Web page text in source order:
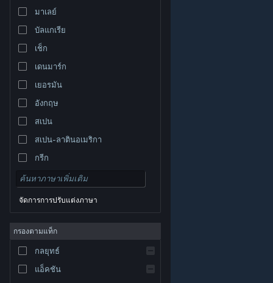
© Valve Corporation สงวนลิขสิทธิ์ เครื่องหมายการค้า
และประเทศอื่น
นโยบายความเป็นส่วนตัว
การช่วยการเข้าถึง|
Steam| การคืนเงิน
มาเลย์
บัลแกเรีย
เช็ก
เดนมาร์ก
เยอรมัน
อังกฤษ
สเปน
สเปน-ลาตินอเมริกา
กรีก
จัดการการปรับแต่งภาษา
กรองตามแท็ก
กลยุทธ์
แอ็คชัน